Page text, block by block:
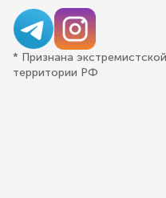
* Признана
территории РФ